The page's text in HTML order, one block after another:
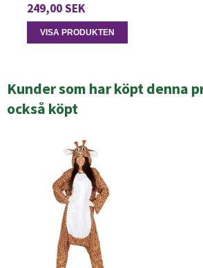
249,00 SEK
VISA PRODUKTEN
Kunder som har köpt denna
också köpt